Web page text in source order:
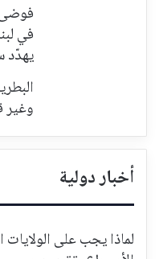
فوضى
في
يهدّد
وغير
أخبار دولية
لماذا يجب على